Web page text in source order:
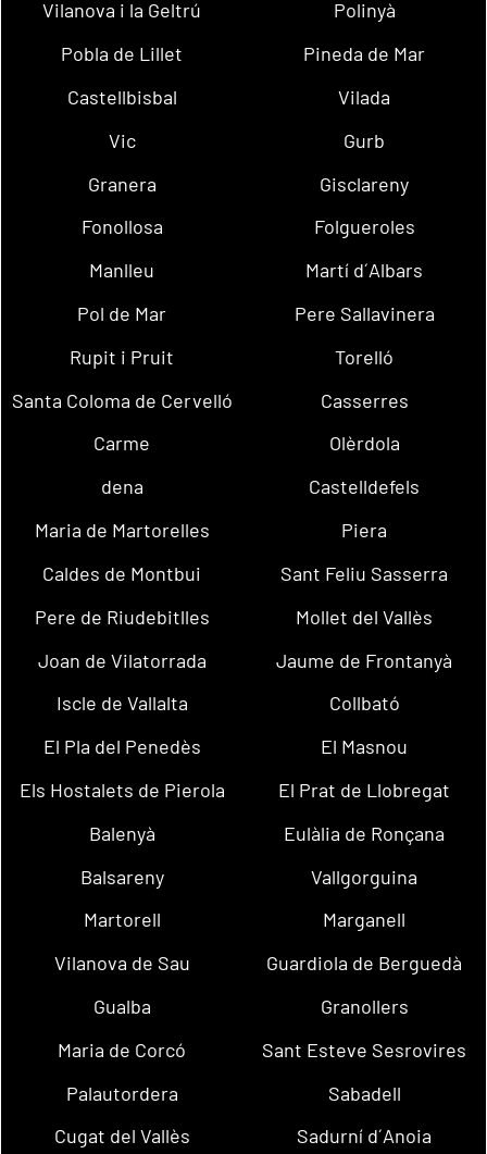
Vilanova i la Geltrú
Polinyà
Pobla de Lillet
Pineda de Mar
Castellbisbal
Vilada
Vic
Gurb
Granera
Gisclareny
Fonollosa
Folgueroles
Manlleu
Martí d´Albars
Pol de Mar
Pere Sallavinera
Rupit i Pruit
Torelló
Santa Coloma de Cervelló
Casserres
Carme
Olèrdola
dena
Castelldefels
Maria de Martorelles
Piera
Caldes de Montbui
Sant Feliu Sasserra
Pere de Riudebitlles
Mollet del Vallès
Joan de Vilatorrada
Jaume de Frontanyà
Iscle de Vallalta
Collbató
El Pla del Penedès
El Masnou
Els Hostalets de Pierola
El Prat de Llobregat
Balenyà
Eulàlia de Ronçana
Balsareny
Vallgorguina
Martorell
Marganell
Vilanova de Sau
Guardiola de Berguedà
Gualba
Granollers
Maria de Corcó
Sant Esteve Sesrovires
Palautordera
Sabadell
Cugat del Vallès
Sadurní d´Anoia